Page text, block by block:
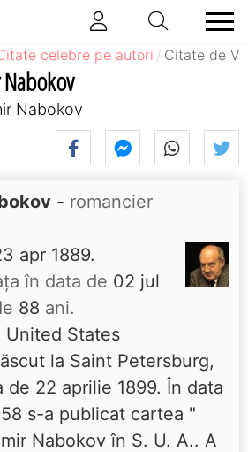
celebre pe autori Citate de
Nabokov
- romancier
apr 1889.
în data de 02 jul
88 ani.
United States
la Saint Petersburg,
de 22 aprilie 1899. În data
s-a publicat cartea "
Nabokov în S. U. A.. A